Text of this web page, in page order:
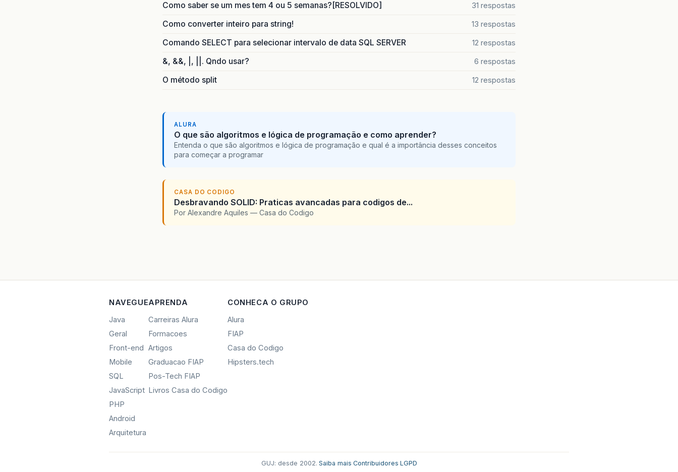
Como saber se um mes tem 4 ou 5 semanas?[RESOLVIDO] 31 respostas
Como converter inteiro para string! 13 respostas
Comando SELECT para selecionar intervalo de data SQL SERVER 12 respostas
&, &&, |, ||. Qndo usar? 6 respostas
O método split 12 respostas
ALURA
O que são algoritmos e lógica de programação e como aprender?
Entenda o que são algoritmos e lógica de programação e qual é a importância desses conceitos
para começar a programar
CASA DO CODIGO
Desbravando SOLID: Praticas avancadas para codigos de...
Por Alexandre Aquiles — Casa do Codigo
NAVEGUE
Java
Geral
Front-end
Mobile
SQL
JavaScript
PHP
Android
Arquitetura
APRENDA
Carreiras Alura
Formacoes
Artigos
Graduacao FIAP
Pos-Tech FIAP
Livros Casa do Codigo
CONHECA O GRUPO
Alura
FIAP
Casa do Codigo
Hipsters.tech
GUJ: desde 2002.·Saiba mais·Contribuidores·LGPD